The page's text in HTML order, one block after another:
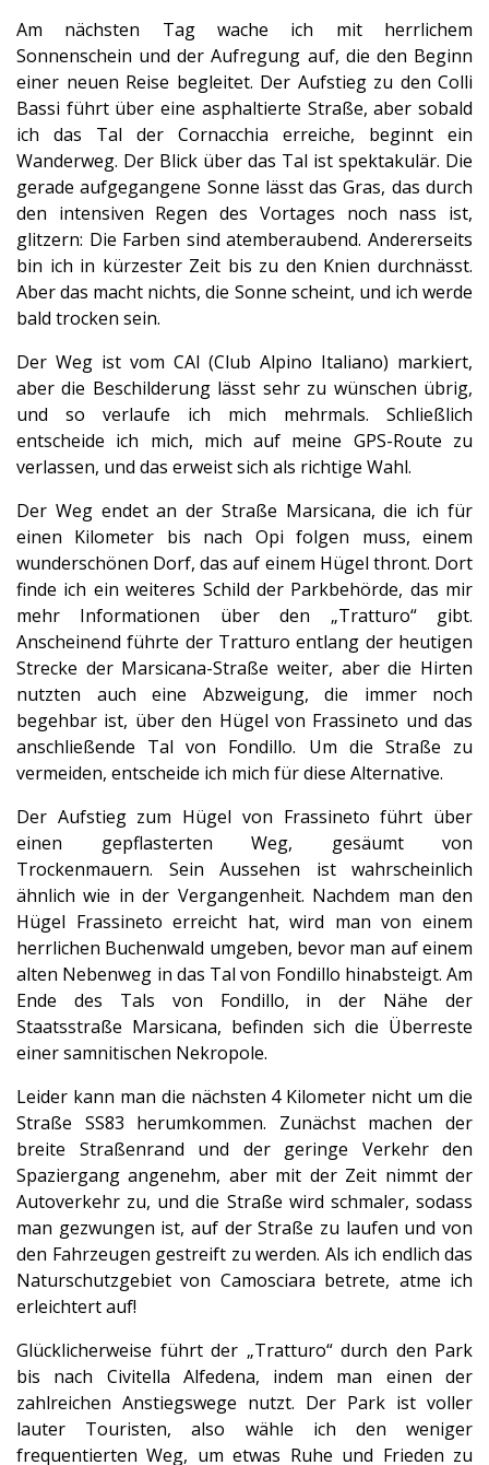
Am nächsten Tag wache ich mit herrlichem
Sonnenschein und der Aufregung auf, die den Beginn
einer neuen Reise begleitet. Der Aufstieg zu den Colli
Bassi führt über eine asphaltierte Straße, aber sobald
ich das Tal der Cornacchia erreiche, beginnt ein
Wanderweg. Der Blick über das Tal ist spektakulär. Die
gerade aufgegangene Sonne lässt das Gras, das durch
den intensiven Regen des Vortages noch nass ist,
glitzern: Die Farben sind atemberaubend. Andererseits
bin ich in kürzester Zeit bis zu den Knien durchnässt.
Aber das macht nichts, die Sonne scheint, und ich werde
bald trocken sein.
Der Weg ist vom CAI (Club Alpino Italiano) markiert,
aber die Beschilderung lässt sehr zu wünschen übrig,
und so verlaufe ich mich mehrmals. Schließlich
entscheide ich mich, mich auf meine GPS-Route zu
verlassen, und das erweist sich als richtige Wahl.
Der Weg endet an der Straße Marsicana, die ich für
einen Kilometer bis nach Opi folgen muss, einem
wunderschönen Dorf, das auf einem Hügel thront. Dort
finde ich ein weiteres Schild der Parkbehörde, das mir
mehr Informationen über den „Tratturo“ gibt.
Anscheinend führte der Tratturo entlang der heutigen
Strecke der Marsicana-Straße weiter, aber die Hirten
nutzten auch eine Abzweigung, die immer noch
begehbar ist, über den Hügel von Frassineto und das
anschließende Tal von Fondillo. Um die Straße zu
vermeiden, entscheide ich mich für diese Alternative.
Der Aufstieg zum Hügel von Frassineto führt über
einen gepflasterten Weg, gesäumt von
Trockenmauern. Sein Aussehen ist wahrscheinlich
ähnlich wie in der Vergangenheit. Nachdem man den
Hügel Frassineto erreicht hat, wird man von einem
herrlichen Buchenwald umgeben, bevor man auf einem
alten Nebenweg in das Tal von Fondillo hinabsteigt. Am
Ende des Tals von Fondillo, in der Nähe der
Staatsstraße Marsicana, befinden sich die Überreste
einer samnitischen Nekropole.
Leider kann man die nächsten 4 Kilometer nicht um die
Straße SS83 herumkommen. Zunächst machen der
breite Straßenrand und der geringe Verkehr den
Spaziergang angenehm, aber mit der Zeit nimmt der
Autoverkehr zu, und die Straße wird schmaler, sodass
man gezwungen ist, auf der Straße zu laufen und von
den Fahrzeugen gestreift zu werden. Als ich endlich das
Naturschutzgebiet von Camosciara betrete, atme ich
erleichtert auf!
Glücklicherweise führt der „Tratturo“ durch den Park
bis nach Civitella Alfedena, indem man einen der
zahlreichen Anstiegswege nutzt. Der Park ist voller
lauter Touristen, also wähle ich den weniger
frequentierten Weg, um etwas Ruhe und Frieden zu